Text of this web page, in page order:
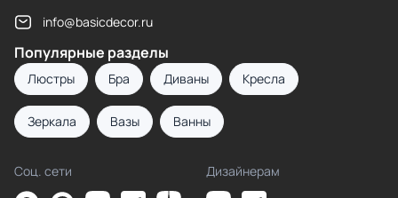
info@basicdecor.ru
Популярные разделы
Люстры Бра Диваны Кресла
Зеркала Вазы Ванны
Соц. сети Дизайнерам